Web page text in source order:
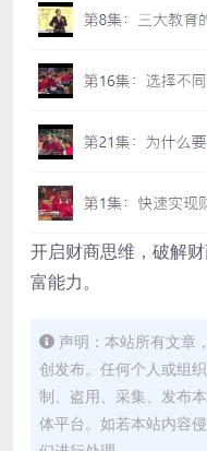
开启财商思维，破解
富能力。
声明：本站所有文章
创发布。任何个人或组
制、盗用、采集、发布
体平台。如若本站内容